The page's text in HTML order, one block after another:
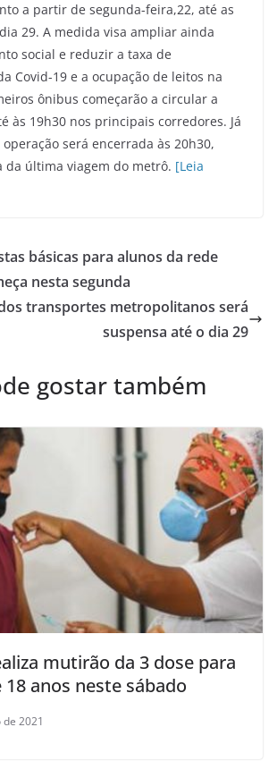
a partir de segunda-feira,22, até as
29. A medida visa ampliar ainda
social e reduzir a taxa de
Covid-19 e a ocupação de leitos na
ônibus começarão a circular a
às 19h30 nos principais corredores. Já
operação será encerrada às 20h30,
da última viagem do metrô. [Leia
básicas para alunos da rede
nesta segunda
transportes metropolitanos será
suspensa até o dia 29
gostar também
mutirão da 3 dose para
anos neste sábado
2021